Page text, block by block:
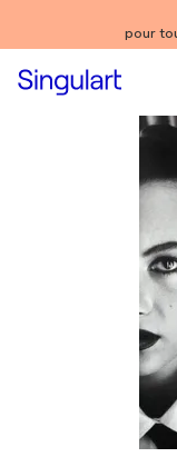
pour